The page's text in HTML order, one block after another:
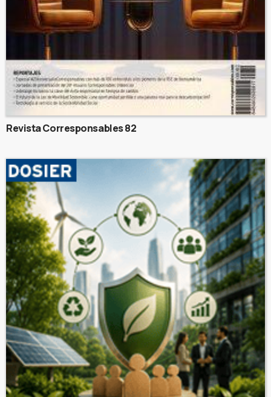
Revista Corresponsables 82